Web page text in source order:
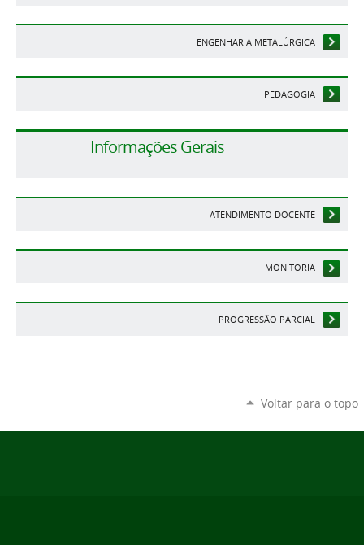
ENGENHARIA METALÚRGICA
PEDAGOGIA
Informações Gerais
ATENDIMENTO DOCENTE
MONITORIA
PROGRESSÃO PARCIAL
Voltar para o topo